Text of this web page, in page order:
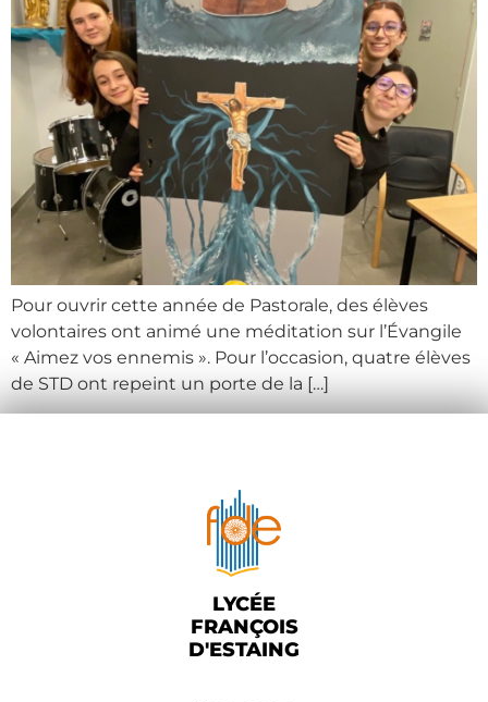
Pour ouvrir cette année de Pastorale, des élèves
volontaires ont animé une méditation sur l’Évangile
« Aimez vos ennemis ». Pour l’occasion, quatre élèves
de STD ont repeint un porte de la […]
LYCÉE
FRANÇOIS
D'ESTAING